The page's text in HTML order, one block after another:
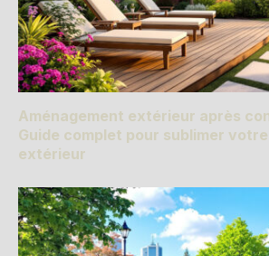
Aménagement extérieur après
Guide complet pour sublimer
extérieur